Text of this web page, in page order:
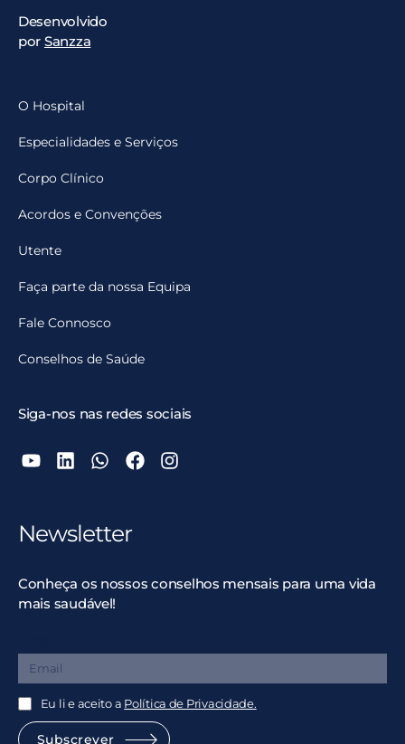
Desenvolvido
por Sanzza
O Hospital
Especialidades e Serviços
Corpo Clínico
Acordos e Convenções
Utente
Faça parte da nossa Equipa
Fale Connosco
Conselhos de Saúde
Siga-nos nas redes sociais
Newsletter
Conheça os nossos conselhos mensais para uma vida
mais saudável!
Eu li e aceito a Política de Privacidade.
Subscrever